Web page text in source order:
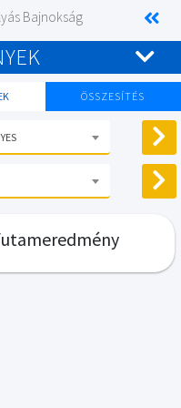
Bajnokság
ÖSSZESÍTÉS